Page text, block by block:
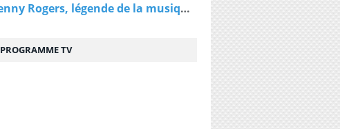
Kenny Rogers, légende de la musique country, est décédé à 81 ans
PROGRAMME TV